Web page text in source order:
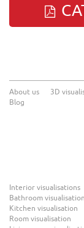
About us
Blog
3D
Interior visualisations
Bathroom visualisation
Kitchen visualisation
Room visualisation